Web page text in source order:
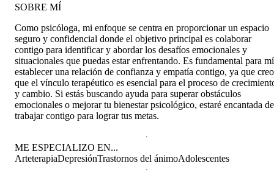
SOBRE MÍ
Como psicóloga, mi enfoque se centra en proporcionar un espacio
seguro y confidencial donde el objetivo principal es colaborar
contigo para identificar y abordar los desafíos emocionales y
situacionales que puedas estar enfrentando. Es fundamental para mí
establecer una relación de confianza y empatía contigo, ya que creo
que el vínculo terapéutico es esencial para el proceso de
y cambio. Si estás buscando ayuda para superar obstáculos
emocionales o mejorar tu bienestar psicológico, estaré encantada de
trabajar contigo para lograr tus metas.
ME ESPECIALIZO EN...
ArteterapiaDepresiónTrastornos del ánimoAdolescentes